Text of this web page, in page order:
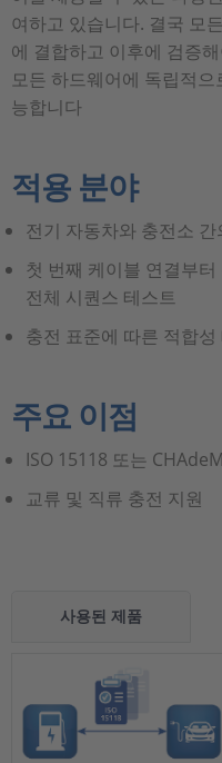
여하고 있습니다. 결국 모
에 결합하고 이후에 검증
모든 하드웨어에 독립적
능합니다
적용 분야
전기 자동차와 충전소
첫 번째 케이블 연결부
전체 시퀀스 테스트
충전 표준에 따른 적합성
주요 이점
ISO 15118 또는
교류 및 직류 충전 지원
사용된 제품